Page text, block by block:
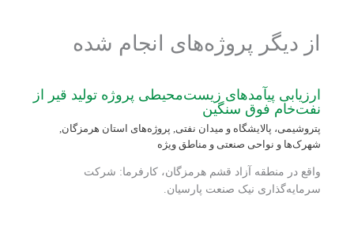
از دیگر پروژه‌های انجام شده
ارزیابی پی‏آمدهای زیست‌محیطی پروژه تولید قیر از
نفت‌خام فوق سنگین
پتروشیمی، پالایشگاه و میدان نفتی, پروژه‌های استان هرمزگان,
شهرک‌ها و نواحی صنعتی و مناطق ویژه
واقع در منطقه آزاد قشم هرمزگان، کارفرما: شرکت
سرمایه‌گذاری نیک صنعت پارسیان.